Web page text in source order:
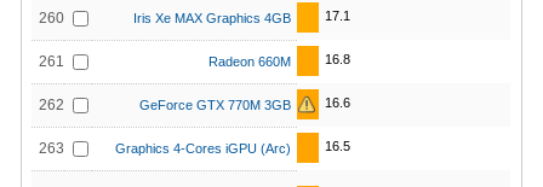
260 Iris Xe MAX Graphics 4GB 17.1
261 Radeon 660M 16.8
262 GeForce GTX 770M 3GB 16.6
263 Graphics 4-Cores iGPU (Arc) 16.5